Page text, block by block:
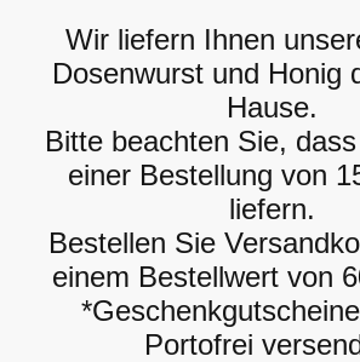
Wir liefern Ihnen
Dosenwurst und Honig
Hause.
Bitte beachten Sie,
einer Bestellung von
liefern.
Bestellen Sie
einem Bestellwert von
Portofrei